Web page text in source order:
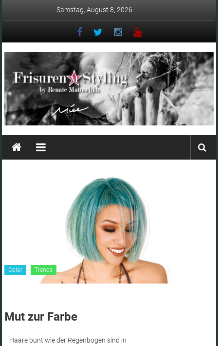
Samstag, August 8, 2026
Matuschka
–
Ingolstadt
und
Hairdesign
Color Trends
Mut zur Farbe
Haare bunt wie der Regenbogen sind in